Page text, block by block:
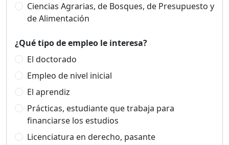
Ciencias Agrarias, de Bosques, de Presupuesto y
de Alimentación
¿Qué tipo de empleo le interesa?
El doctorado
Empleo de nivel inicial
El aprendiz
Prácticas, estudiante que trabaja para
financiarse los estudios
Licenciatura en derecho, pasante